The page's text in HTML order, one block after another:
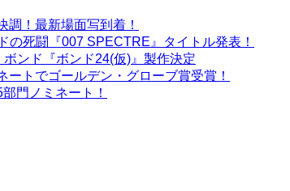
調！最新場面写到着！
の死闘『007 SPECTRE』タイトル発表！
ンド『ボンド24(仮)』製作決定
ートでゴールデン・グローブ賞受賞！
門ノミネート！